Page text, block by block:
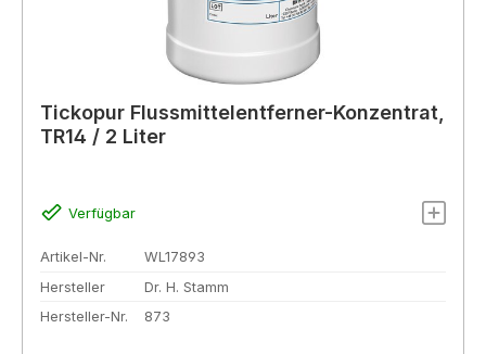
Tickopur Flussmittelentferner-Konzentrat,
TR14 / 2 Liter
Verfügbar
Artikel-Nr.
WL17893
Hersteller
Dr. H. Stamm
Hersteller-Nr.
873